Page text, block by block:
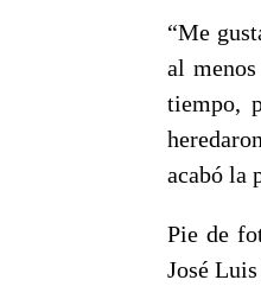
“Me
al
tiempo,
acabó la
Pie de
José